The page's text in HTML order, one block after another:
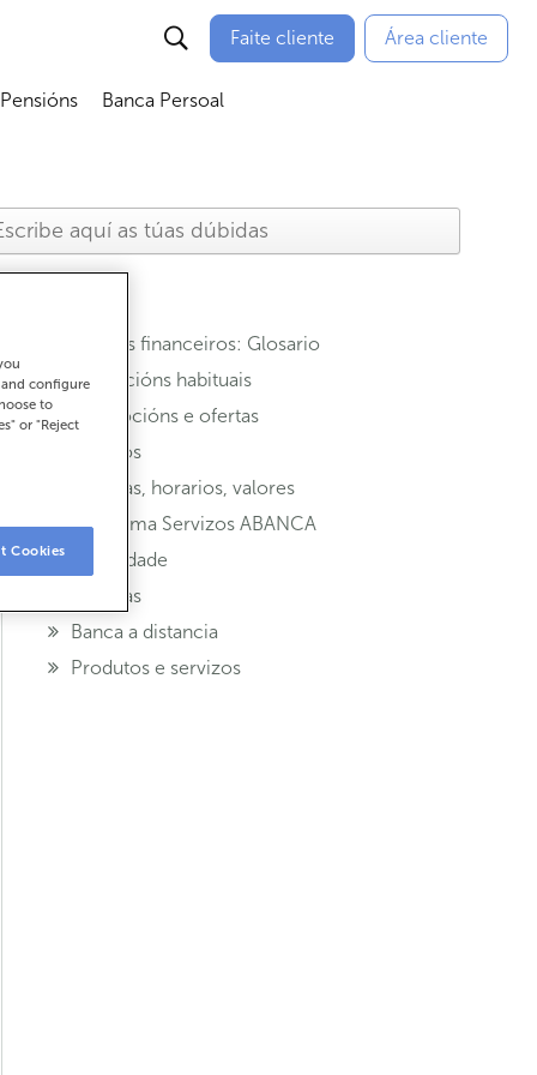
Faite cliente Área cliente
Abrir submenú
Banca Persoal
Termos financeiros: Glosario
Operacións habituais
Promocións e ofertas
Seguros
Oficinas, horarios, valores
Programa Servizos ABANCA
Seguridade
Tarxetas
Banca a distancia
Produtos e servizos
configure
to
or "Reject
Cookies